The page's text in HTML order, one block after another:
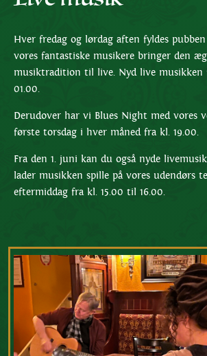
Hver fredag og lørdag aften fyldes
vores fantastiske musikere bringer den
musiktradition til live. Nyd live musikken
01.00.
Derudover har vi Blues Night med vores
første torsdag i hver måned fra kl. 19.00.
Fra den 1. juni kan du også nyde
lader musikken spille på vores udendørs
eftermiddag fra kl. 15.00 til 16.00.